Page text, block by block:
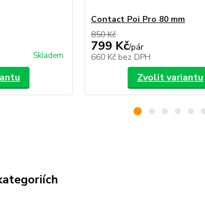
Skladem
Contact Poi Pro 80 mm
850 Kč
799 Kč/pár
660 Kč bez DPH
Zvolit variantu